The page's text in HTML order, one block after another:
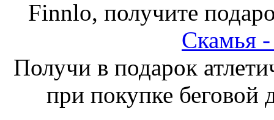
Finnlo, получите
Получи в подарок
при покупке беговой